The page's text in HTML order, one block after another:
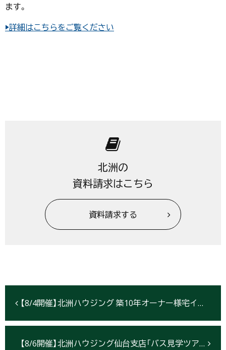
ます。
▶詳細はこちらをご覧ください
北洲の
資料請求はこちら
資料請求する
【8/4開催】北洲ハウジング 築10年オーナー様宅インスタライブ
【8/6開催】北洲ハウジング仙台支店「バス見学ツアー」